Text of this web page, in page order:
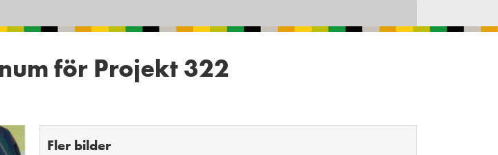
för Projekt 322
Fler bilder